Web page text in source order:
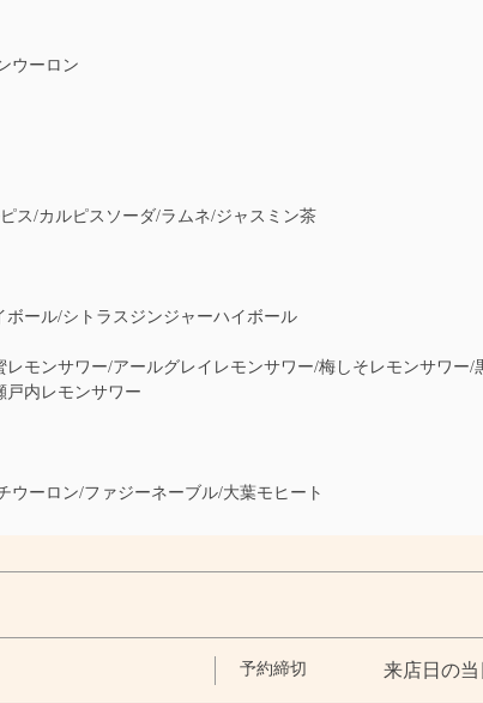
ウーロン
ス/カルピスソーダ/ラムネ/ジャスミン茶
ール/シトラスジンジャーハイボール
モンサワー/アールグレイレモンサワー/梅しそレモンサワー
戸内レモンサワー
ーロン/ファジーネーブル/大葉モヒート
予約締切 来店日の